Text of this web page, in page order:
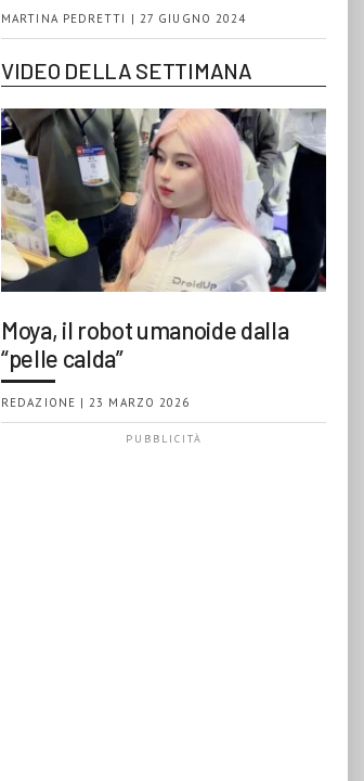
MARTINA PEDRETTI | 27 GIUGNO 2024
VIDEO DELLA SETTIMANA
Moya, il robot umanoide dalla
“pelle calda”
REDAZIONE | 23 MARZO 2026